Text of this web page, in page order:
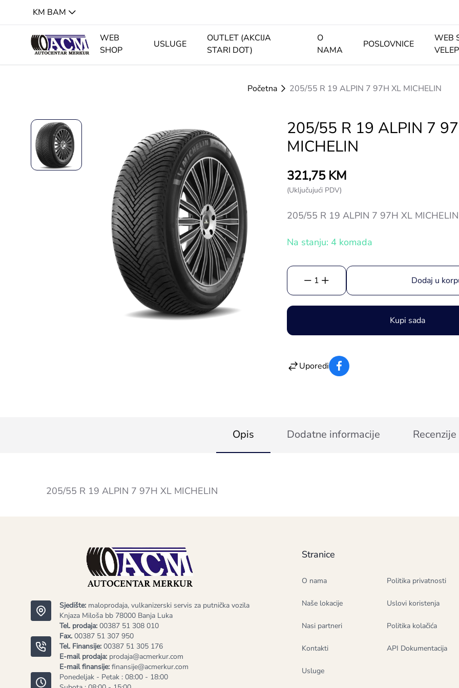
KM BAM
WEB
SHOP
USLUGE
OUTLET (AKCIJA
STARI DOT)
O
NAMA
POSLOVNICE
WEB
Početna 205/55 R 19 ALPIN 7 97H XL MICHELIN
205/55 R 19 ALPIN 7
MICHELIN
321,75 KM
(Uključujući PDV)
205/55 R 19 ALPIN 7 97H XL MICHELIN
Na stanju: 4 komada
1 Dodaj u
Kupi sada
Uporedi
Opis Dodatne informacije Recenzije
205/55 R 19 ALPIN 7 97H XL MICHELIN
Sjedište: maloprodaja, vulkanizerski servis za putnička vozila
Knjaza Miloša bb 78000 Banja Luka
Tel. prodaja: 00387 51 308 010
Fax. 00387 51 307 950
Tel. Finansije: 00387 51 305 176
E-mail prodaja: prodaja@acmerkur.com
E-mail finansije: finansije@acmerkur.com
Ponedeljak - Petak : 08:00 - 18:00
Stranice
O nama
Naše lokacije
Nasi partneri
Kontakti
Usluge
Politika privatnosti
Uslovi koristenja
Politika kolačića
API Dokumentacija